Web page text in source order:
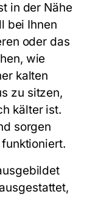
in der Nähe
bei Ihnen
oder das
wie
kalten
zu sitzen,
kälter ist.
sorgen